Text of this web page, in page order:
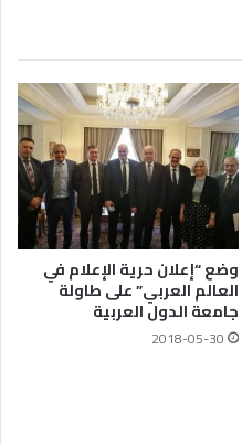
وضع “إعلان حرية الإعلام في
العالم العربي” على طاولة
جامعة الدول العربية
2018-05-30